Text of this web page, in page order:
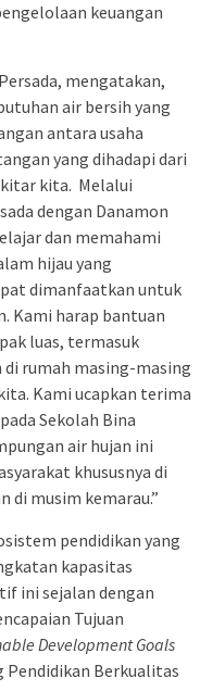
keuangan
mengatakan,
air bersih yang
antara usaha
yang dihadapi dari
kita. Melalui
dengan Danamon
dan memahami
hijau yang
dimanfaatkan untuk
Kami harap bantuan
luas, termasuk
rumah masing-masing
Kami ucapkan terima
Sekolah Bina
air hujan ini
khususnya di
di musim kemarau.”
pendidikan yang
kapasitas
ini sejalan dengan
Tujuan
Development Goals
Pendidikan Berkualitas